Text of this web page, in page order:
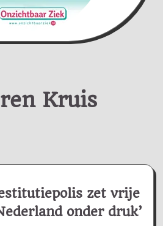
Kruis
zet vrije
onder druk’